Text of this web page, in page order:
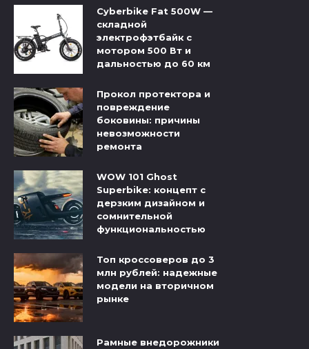
Cyberbike Fat 500W —
складной
электрофэтбайк с
мотором 500 Вт и
дальностью до 60 км
Прокол протектора и
повреждение
боковины: причины
невозможности
ремонта
WOW 101 Ghost
Superbike: концепт с
дерзким дизайном и
сомнительной
функциональностью
Топ кроссоверов до 3
млн рублей: надежные
модели на вторичном
рынке
Рамные внедорожники